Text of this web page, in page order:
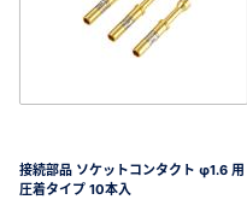
接続部品 ソケットコンタクト φ1.6 用
圧着タイプ 10本入